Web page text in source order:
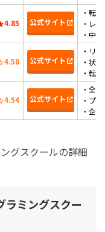
4.85 公式サイト
・転
・レ
・中
4.58 公式サイト
・リ
・状
・転
4.54 公式サイト
・全
・プ
・企
グスクールの詳細
ミングスクー